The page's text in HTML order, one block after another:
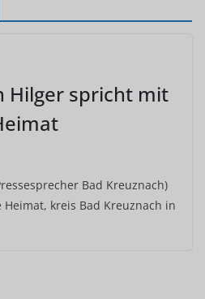
Hilger spricht mit
Bad Kreuznach)
kreis Bad Kreuznach in